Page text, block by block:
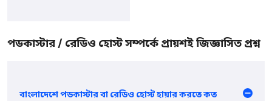
পডকাস্টার / রেডিও হোস্ট সম্পর্কে প্রায়শই জিজ্ঞাসিত প্রশ্ন
বাংলাদেশে পডকাস্টার বা রেডিও হোস্ট হায়ার করতে কত